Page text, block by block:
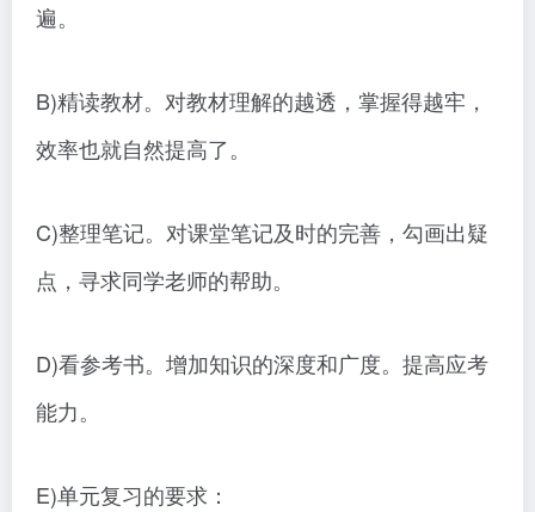
遍。
B)精读教材。对教材理解的越透，掌握得越牢，
效率也就自然提高了。
C)整理笔记。对课堂笔记及时的完善，勾画出疑
点，寻求同学老师的帮助。
D)看参考书。增加知识的深度和广度。提高应考
能力。
E)单元复习的要求：